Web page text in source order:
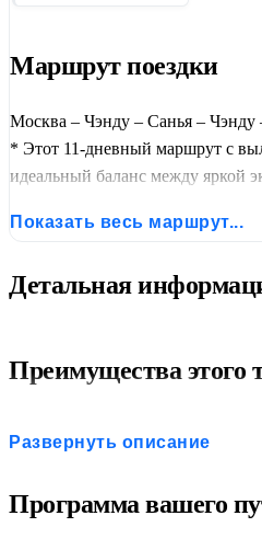
Маршрут поездки
Москва – Чэнду – Санья – Чэнду
* Этот 11-дневный маршрут с
идеальный баланс между яркой
Гавайях» — тропическом
Показать весь маршрут...
Детальная
Преимущества этого
на знаменитом курорте
авиабилеты, питание по
Развернуть описание
Программа вашего